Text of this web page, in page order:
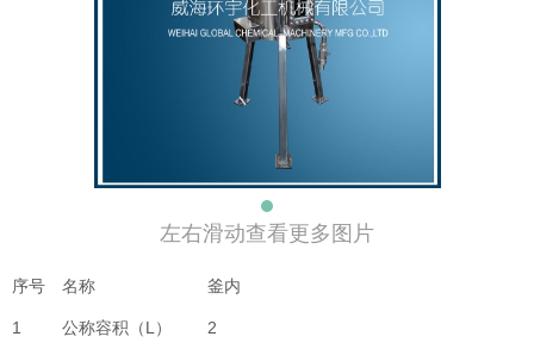
左右滑动查看更多图片
序号 名称 釜内
1 公称容积（L） 2